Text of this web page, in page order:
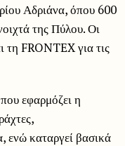
Αδριάνα, όπου 600
της Πύλου. Οι
τη FRONTEX για τις
εφαρμόζει η
ενώ καταργεί βασικά